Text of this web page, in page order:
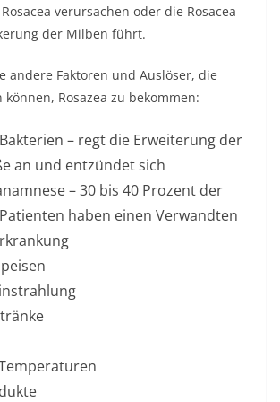
verursachen oder die Rosacea
der Milben führt.
andere Faktoren und Auslöser, die
Rosazea zu bekommen:
– regt die Erweiterung der
an und entzündet sich
– 30 bis 40 Prozent der
haben einen Verwandten